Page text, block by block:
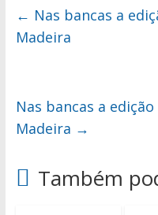
← Nas bancas a
Madeira
Nas bancas a
Madeira →
Também